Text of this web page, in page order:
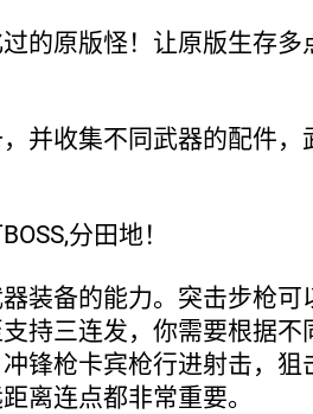
的原版怪！让原版生存多
并收集不同武器的配件，
分田地！
装备的能力。突击步枪可
持三连发，你需要根据不
锋枪卡宾枪行进射击，狙
离连点都非常重要。